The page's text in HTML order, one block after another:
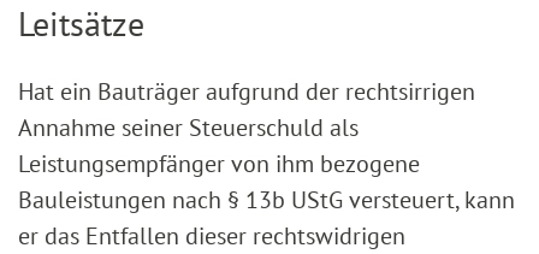
Leitsätze
Hat ein Bauträger aufgrund der rechtsirrigen
Annahme seiner Steuerschuld als
Leistungsempfänger von ihm bezogene
Bauleistungen nach § 13b UStG versteuert, kann
er das Entfallen dieser rechtswidrigen